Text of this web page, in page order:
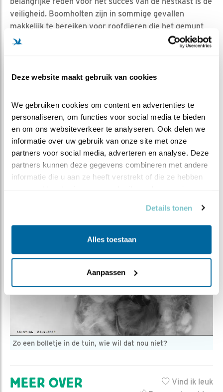
Deze website maakt gebruik van cookies
We gebruiken cookies om content en advertenties te
personaliseren, om functies voor social media te bieden
en om ons websiteverkeer te analyseren. Ook delen we
informatie over uw gebruik van onze site met onze
partners voor social media, adverteren en analyse. Deze
partners kunnen deze gegevens combineren met andere
informatie die u aan ze heeft verstrekt of die ze hebben
Details tonen
Alles toestaan
Aanpassen
veiligheid. Boomholten zijn in sommige gevallen
makkelijk te bereiken voor roofdieren die het gemunt
hebben op de eitjes of de jongen. Een nestkast die
speciaal voor de koolmees is gebouwd, is niet goed
Vrouw koolmees is dus helemaal in haar nopjes met
haar nestkast. Technisch gezien is het niet eens een
koolmeeskast, maar een spreeuwenkast. Maar ja,
vrouw koolmees heeft de gebruiksaanwijzing niet
gelezen. Feit blijft dat het ophangen van nestkasten een
grote hulp is voor de vogels in je omgeving, en het is
Zo een bolletje in de tuin, wie wil dat nou niet?
Vind ik leuk
MEER OVER